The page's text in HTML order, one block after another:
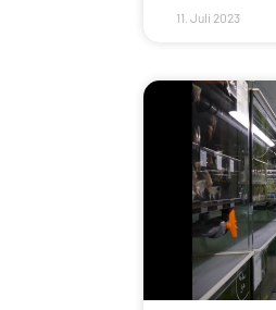
11. Juli 2023